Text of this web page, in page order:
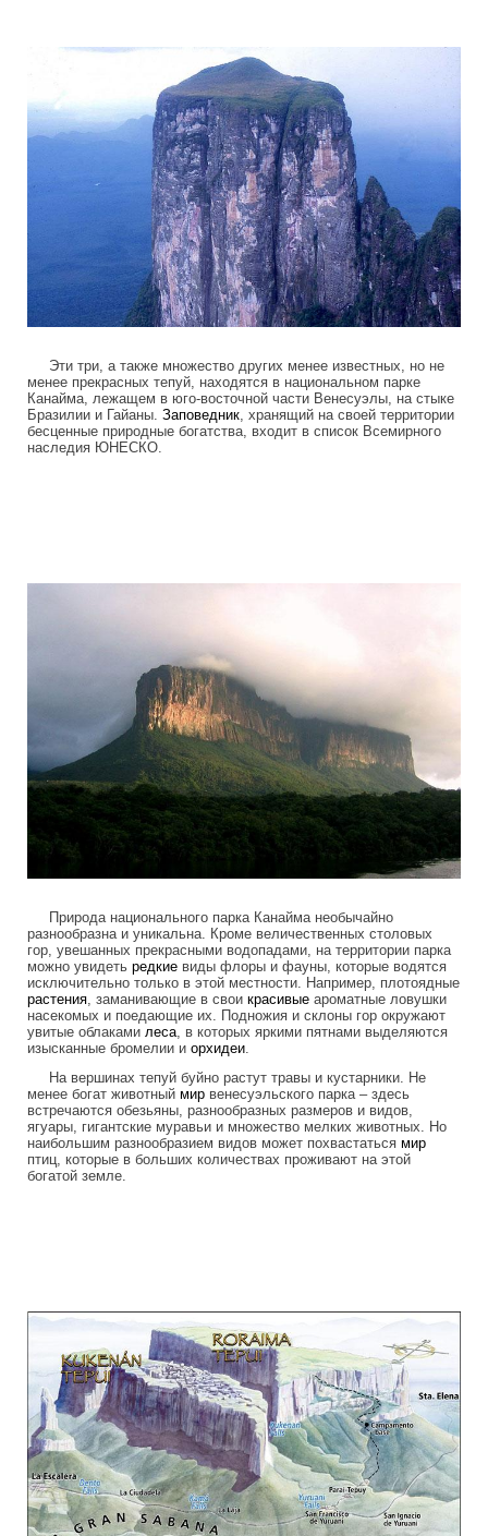
Эти три, а также множество других менее известных, но не
менее прекрасных тепуй, находятся в национальном парке
Канайма, лежащем в юго-восточной части Венесуэлы, на стыке
Бразилии и Гайаны. Заповедник, хранящий на своей территории
бесценные природные богатства, входит в список Всемирного
наследия ЮНЕСКО.
Природа национального парка Канайма необычайно
разнообразна и уникальна. Кроме величественных столовых
гор, увешанных прекрасными водопадами, на территории парка
можно увидеть редкие виды флоры и фауны, которые водятся
исключительно только в этой местности. Например, плотоядные
растения , заманивающие в свои красивые ароматные ловушки
насекомых и поедающие их. Подножия и склоны гор окружают
увитые облаками леса , в которых яркими пятнами выделяются
изысканные бромелии и орхидеи
На вершинах тепуй буйно растут травы и кустарники. Не
менее богат животный мир венесуэльского парка – здесь
встречаются обезьяны, разнообразных размеров и видов,
ягуары, гигантские муравьи и множество мелких животных. Но
наибольшим разнообразием видов может похвастаться мир
птиц, которые в больших количествах проживают на этой
богатой земле.